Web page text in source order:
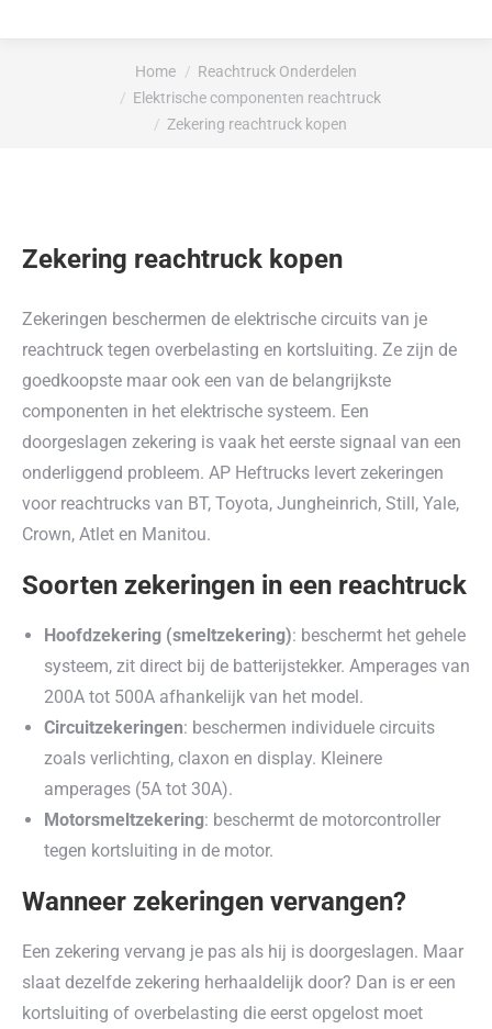
Home
Reachtruck Onderdelen
Elektrische componenten reachtruck
Zekering reachtruck kopen
Zekering reachtruck kopen
Zekeringen beschermen de elektrische circuits van je
reachtruck tegen overbelasting en kortsluiting. Ze zijn de
goedkoopste maar ook een van de belangrijkste
componenten in het elektrische systeem. Een
doorgeslagen zekering is vaak het eerste signaal van een
onderliggend probleem. AP Heftrucks levert zekeringen
voor reachtrucks van BT, Toyota, Jungheinrich, Still, Yale,
Crown, Atlet en Manitou.
Soorten zekeringen in een reachtruck
Hoofdzekering (smeltzekering): beschermt het gehele
systeem, zit direct bij de batterijstekker. Amperages van
200A tot 500A afhankelijk van het model.
Circuitzekeringen: beschermen individuele circuits
zoals verlichting, claxon en display. Kleinere
amperages (5A tot 30A).
Motorsmeltzekering: beschermt de motorcontroller
tegen kortsluiting in de motor.
Wanneer zekeringen vervangen?
Een zekering vervang je pas als hij is doorgeslagen. Maar
slaat dezelfde zekering herhaaldelijk door? Dan is er een
kortsluiting of overbelasting die eerst opgelost moet